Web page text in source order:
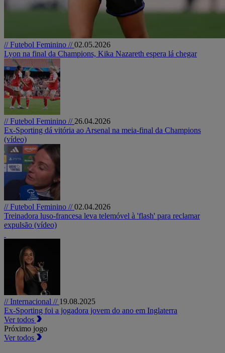
// Futebol Feminino //02.05.2026
Lyon na final da Champions, Kika Nazareth espera lá chegar
// Futebol Feminino // 26.04.2026
Ex-Sporting dá vitória ao Arsenal na meia-final da Champions
(vídeo)
// Futebol Feminino //02.04.2026
Treinadora luso-francesa leva telemóvel à 'flash' para reclamar
expulsão (vídeo)
// Internacional // 19.08.2025
Ex-Sporting foi a jogadora jovem do ano em Inglaterra
Ver todos
Próximo jogo
Ver todos